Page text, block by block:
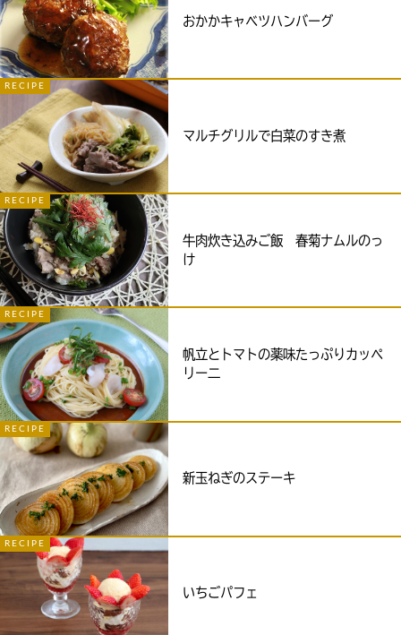
おかかキャベツハンバーグ
RECIPE
マルチグリルで白菜のすき煮
RECIPE
牛肉炊き込みご飯 春菊ナムルのっ
け
RECIPE
帆立とトマトの薬味たっぷりカッペ
リー二
RECIPE
新玉ねぎのステーキ
RECIPE
いちごパフェ